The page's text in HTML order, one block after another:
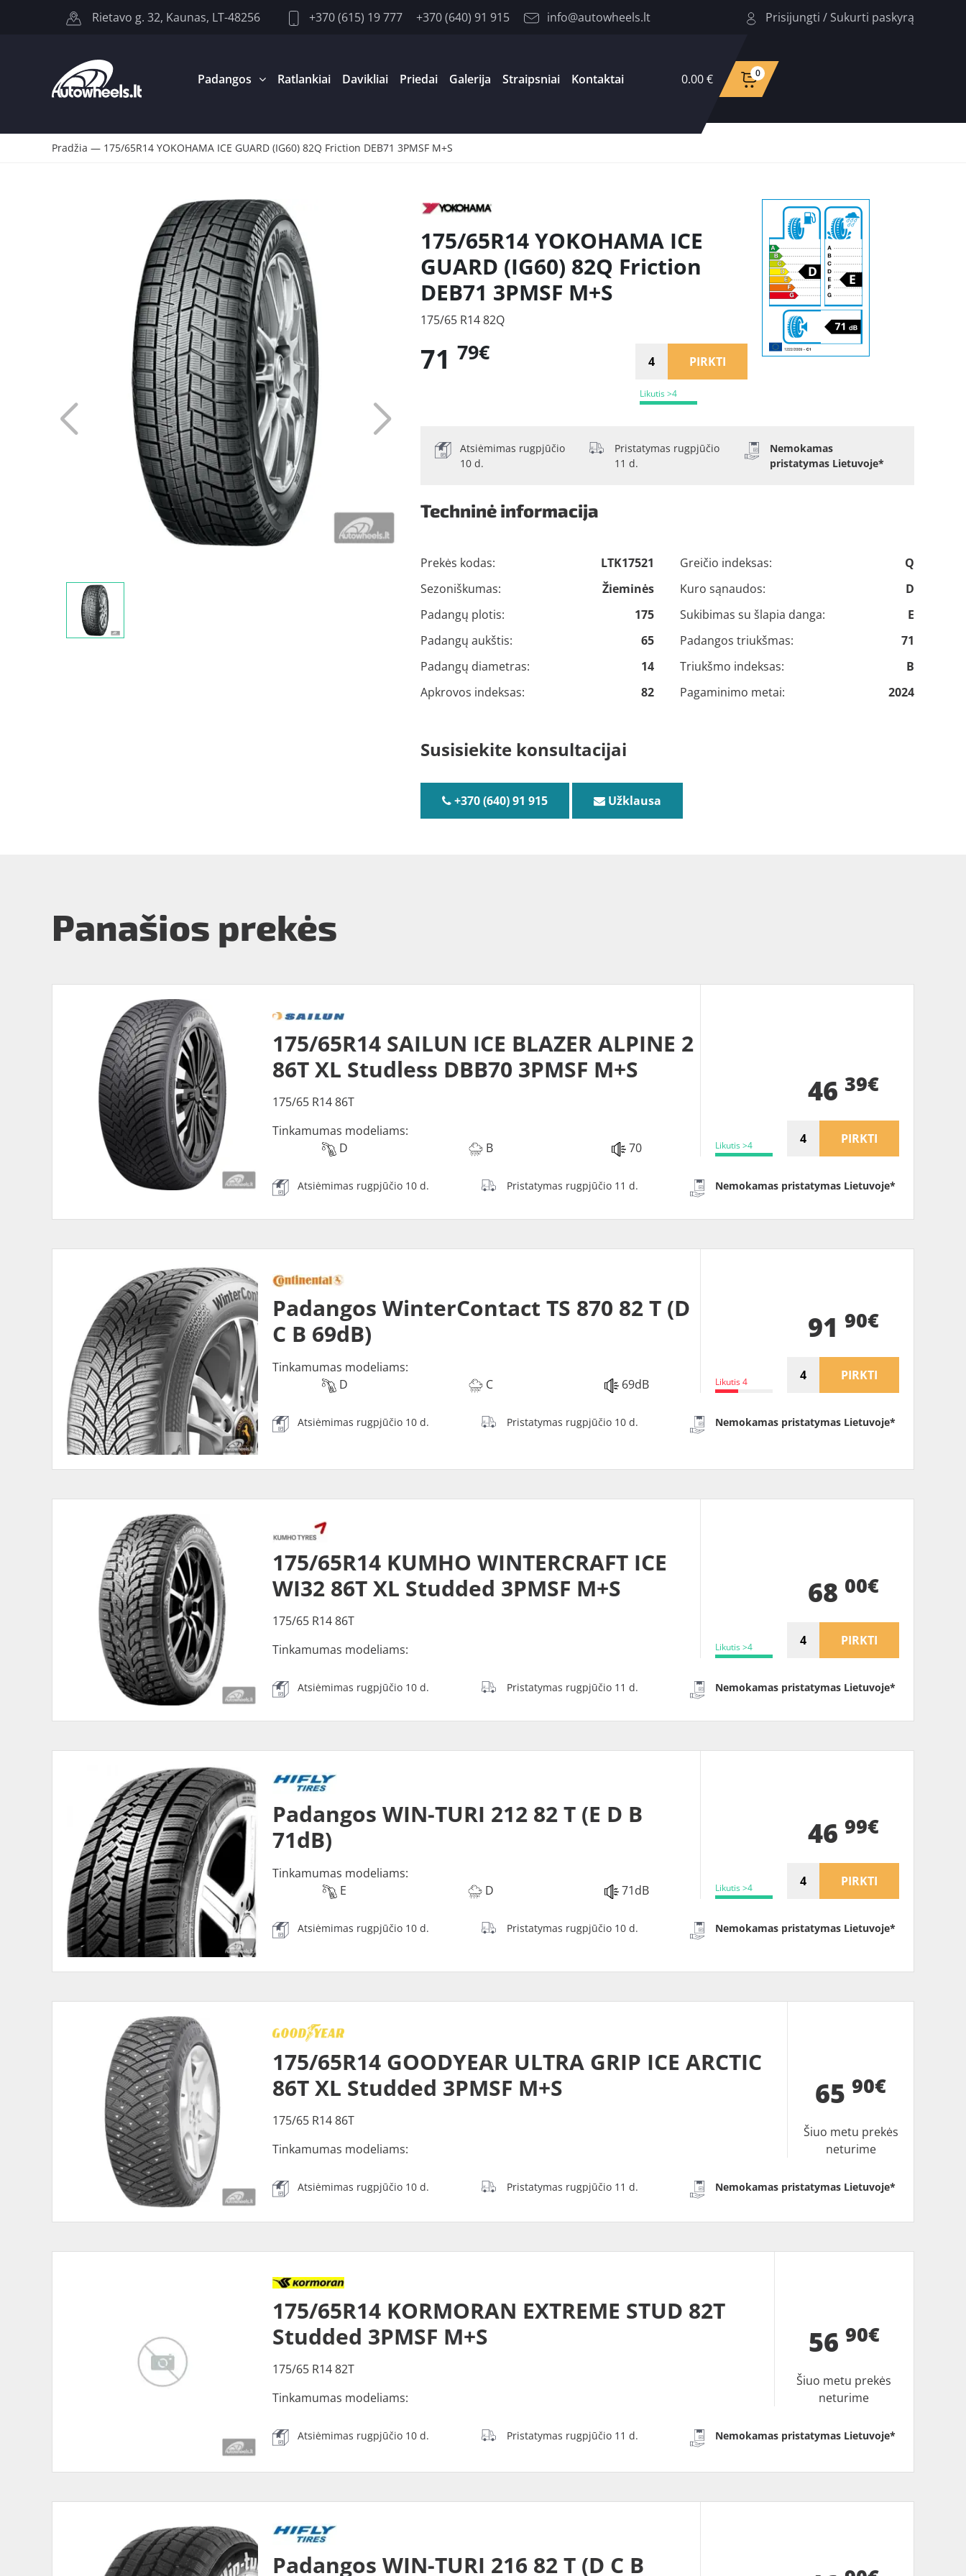
Rietavo g. 32, Kaunas, LT-48256 +370 (615) 19 777 +370 (640) 91 915 info@autowheels.lt Prisijungti / Sukurti paskyrą
Padangos Ratlankiai Davikliai Priedai Galerija Straipsniai Kontaktai 0.00 € 0
Pradžia — 175/65R14 YOKOHAMA ICE GUARD (IG60) 82Q Friction DEB71 3PMSF M+S
175/65R14 YOKOHAMA ICE
GUARD (IG60) 82Q Friction
DEB71 3PMSF M+S
175/65 R14 82Q
Likutis >4
71 79€ PIRKTI
Atsiėmimas rugpjūčio
10 d.
Pristatymas rugpjūčio
11 d.
Nemokamas
pristatymas Lietuvoje*
Techninė informacija
Prekės kodas:
LTK17521
Sezoniškumas:
Žieminės
Padangų plotis:
175
Padangų aukštis:
65
Padangų diametras:
14
Apkrovos indeksas:
82
Greičio indeksas:
Q
Kuro sąnaudos:
D
Sukibimas su šlapia danga:
E
Padangos triukšmas:
71
Triukšmo indeksas:
B
Pagaminimo metai:
2024
Susisiekite konsultacijai
+370 (640) 91 915 Užklausa
Panašios prekės
175/65R14 SAILUN ICE BLAZER ALPINE 2
86T XL Studless DBB70 3PMSF M+S
175/65 R14 86T
Tinkamumas modeliams:
D
B 70 Likutis >4
46 39€
PIRKTI
Atsiėmimas rugpjūčio 10 d. Pristatymas rugpjūčio 11 d. Nemokamas pristatymas Lietuvoje*
Padangos WinterContact TS 870 82 T (D
C B 69dB)
Tinkamumas modeliams:
D
C 69dB Likutis 4
91 90€
PIRKTI
Atsiėmimas rugpjūčio 10 d. Pristatymas rugpjūčio 10 d. Nemokamas pristatymas Lietuvoje*
175/65R14 KUMHO WINTERCRAFT ICE
WI32 86T XL Studded 3PMSF M+S
175/65 R14 86T
Tinkamumas modeliams:
Likutis >4
68 00€
PIRKTI
Atsiėmimas rugpjūčio 10 d. Pristatymas rugpjūčio 11 d. Nemokamas pristatymas Lietuvoje*
Padangos WIN-TURI 212 82 T (E D B
71dB)
Tinkamumas modeliams:
E
D 71dB Likutis >4
46 99€
PIRKTI
Atsiėmimas rugpjūčio 10 d. Pristatymas rugpjūčio 10 d. Nemokamas pristatymas Lietuvoje*
175/65R14 GOODYEAR ULTRA GRIP ICE ARCTIC
86T XL Studded 3PMSF M+S
175/65 R14 86T
Tinkamumas modeliams:
6590€
Šiuo metu prekės
neturime
Atsiėmimas rugpjūčio 10 d. Pristatymas rugpjūčio 11 d. Nemokamas pristatymas Lietuvoje*
175/65R14 KORMORAN EXTREME STUD 82T
Studded 3PMSF M+S
175/65 R14 82T
Tinkamumas modeliams:
56 90€
Šiuo metu prekės
neturime
Atsiėmimas rugpjūčio 10 d. Pristatymas rugpjūčio 11 d. Nemokamas pristatymas Lietuvoje*
Padangos WIN-TURI 216 82 T (D C B